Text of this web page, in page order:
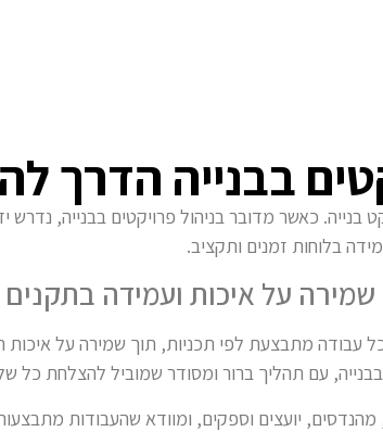
בבנייה הדרך
בנייה. כאשר מדובר בניהול פרויקטים בבנייה, נדרש
בלוחות זמנים ותקציב.
שמירה על איכות ועמידה בתקנים
שכל עבודה מתבצעת לפי תכניות, תוך שמירה על
עם תהליך ברור ומסודר שמוביל להצלחת כל
מהנדסים, יועצים וספקים, ומוודא שהעבודות